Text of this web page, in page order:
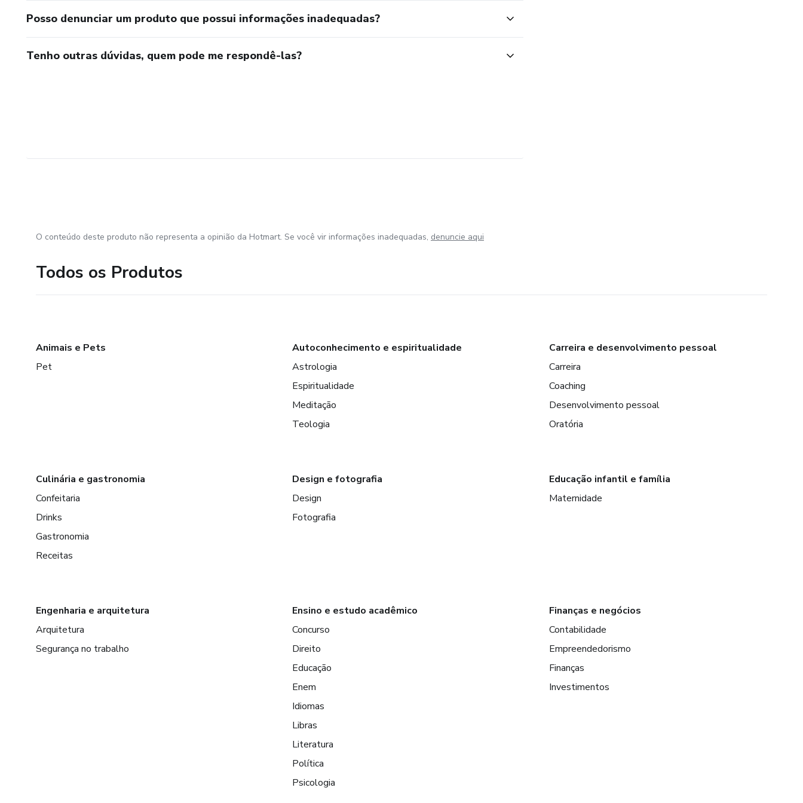
Posso denunciar um produto que possui informações inadequadas?
Tenho outras dúvidas, quem pode me respondê-las?
O conteúdo deste produto não representa a opinião da Hotmart. Se você vir informações inadequadas, denuncie aqui
Todos os Produtos
Animais e Pets
Pet
Autoconhecimento e espiritualidade
Astrologia
Espiritualidade
Meditação
Teologia
Carreira e desenvolvimento pessoal
Carreira
Coaching
Desenvolvimento pessoal
Oratória
Culinária e gastronomia
Confeitaria
Drinks
Gastronomia
Receitas
Design e fotografia
Design
Fotografia
Educação infantil e família
Maternidade
Engenharia e arquitetura
Arquitetura
Segurança no trabalho
Ensino e estudo acadêmico
Concurso
Direito
Educação
Enem
Idiomas
Libras
Literatura
Política
Psicologia
Finanças e negócios
Contabilidade
Empreendedorismo
Finanças
Investimentos